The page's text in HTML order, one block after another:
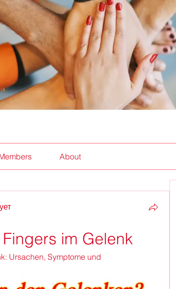
About
im Gelenk
Ursachen, Symptome und